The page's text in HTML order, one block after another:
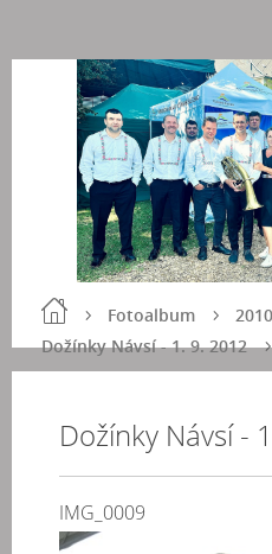
Fotoalbum
Dožínky Návsí - 1. 9. 2012
Dožínky Návsí -
IMG_0009